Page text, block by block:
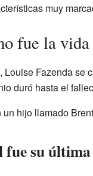
muy
fue la
Louise Fazenda se
duró hasta el
un hijo llamado
fue su última